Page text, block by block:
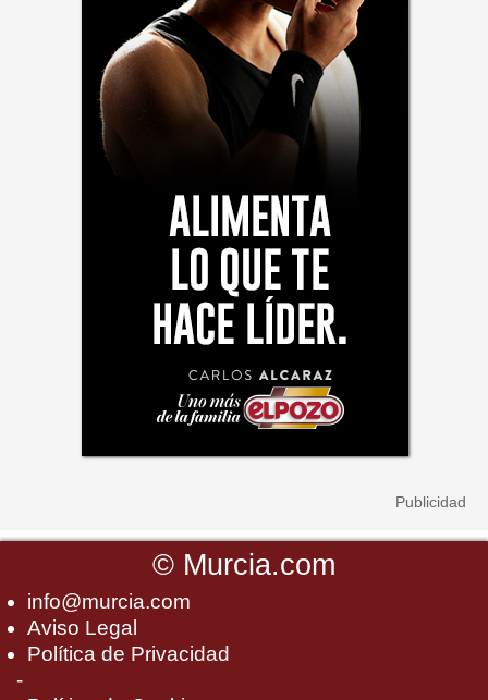
© Murcia.com
info@murcia.com
Aviso Legal
Política de Privacidad
-